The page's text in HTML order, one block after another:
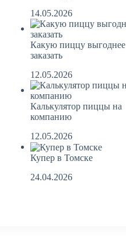
14.05.2026
Какую пиццу выгоднее
заказать
12.05.2026
Калькулятор пиццы на
компанию
12.05.2026
Купер в Томске
24.04.2026